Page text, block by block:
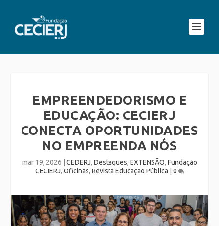
EMPREENDEDORISMO E
EDUCAÇÃO: CECIERJ
CONECTA OPORTUNIDADES
NO EMPREENDA NÓS
mar 19, 2026 CEDERJ, Destaques, EXTENSÃO, Fundação
CECIERJ, Oficinas, Revista Educação Pública 0